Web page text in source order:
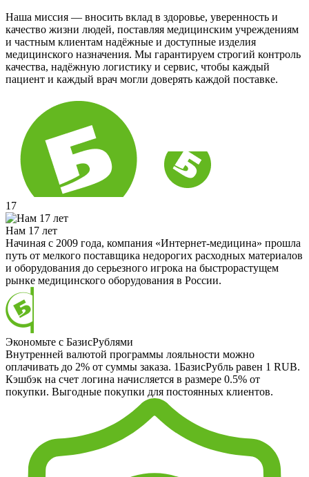
Наша миссия — вносить вклад в здоровье, уверенность и
качество жизни людей, поставляя медицинским учреждениям
и частным клиентам надёжные и доступные изделия
медицинского назначения. Мы гарантируем строгий контроль
качества, надёжную логистику и сервис, чтобы каждый
пациент и каждый врач могли доверять каждой поставке.
17
Нам 17 лет
Начиная с 2009 года, компания «Интернет-медицина» прошла
путь от мелкого поставщика недорогих расходных материалов
и оборудования до серьезного игрока на быстрорастущем
рынке медицинского оборудования в России.
Экономьте с БазисРублями
Внутренней валютой программы лояльности можно
оплачивать до 2% от суммы заказа. 1БазисРубль равен 1 RUB.
Кэшбэк на счет логина начисляется в размере 0.5% от
покупки. Выгодные покупки для постоянных клиентов.